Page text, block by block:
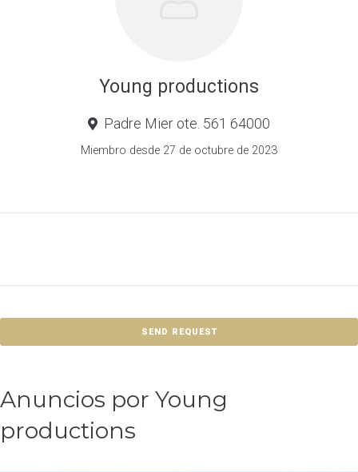
Young productions
Padre Mier ote. 561 64000
Miembro desde 27 de octubre de 2023
SEND REQUEST
Anuncios por Young
productions